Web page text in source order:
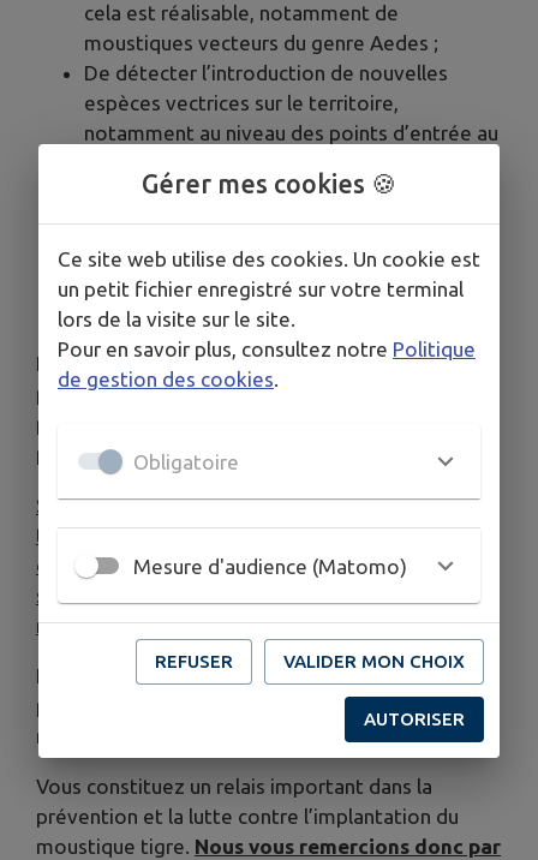
cela est réalisable, notamment de
moustiques vecteurs du genre Aedes ;
De détecter l’introduction de nouvelles
espèces vectrices sur le territoire,
notamment au niveau des points d’entrée au
(RSI) (ports, aéroports…) ;
D’éclairer la décision d’intervention autour
des cas humains importés, en évitant les
interventions inutiles dans les lieux où le
moustique vecteur n’est pas implanté.
La surveillance entomologique repose sur deux
piliers que sont la mise en place d’un réseau de
pièges pondoirs et l’analyse des signalements de
particuliers.
Si des pièges pondoirs sont installés sur le
territoire de votre commune, l’opérateur de
démoustication prendra contact avec vos
services. Je vous remercie de lui réserver le
meilleur accueil possible.
Nous comptons sur ces signalements citoyens
pour suivre l'évolution de la colonisation de ce
moustique.
Vous constituez un relais important dans la
prévention et la lutte contre l’implantation du
moustique tigre. Nous vous remercions donc par
Gérer mes cookies 🍪
Ce site web utilise des cookies. Un cookie est
un petit fichier enregistré sur votre terminal
lors de la visite sur le site.
Pour en savoir plus, consultez notre Politique
de gestion des cookies.
Obligatoire
Mesure d'audience (Matomo)
REFUSER VALIDER MON CHOIX
AUTORISER